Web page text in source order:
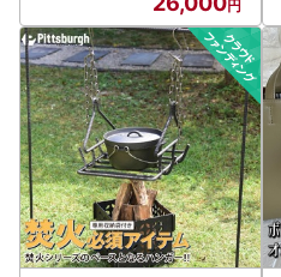
カアワダチソウ アップル
ミント レモングラス しょ
うが 奈良県 宇陀市